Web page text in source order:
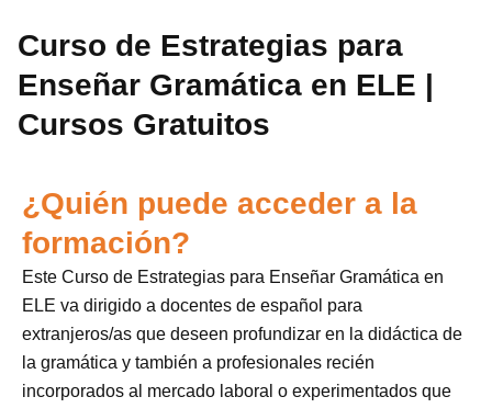
Curso de Estrategias para
Enseñar Gramática en ELE |
Cursos Gratuitos
¿Quién puede acceder a la
formación?
Este Curso de Estrategias para Enseñar Gramática en
ELE va dirigido a docentes de español para
extranjeros/as que deseen profundizar en la didáctica de
la gramática y también a profesionales recién
incorporados al mercado laboral o experimentados que